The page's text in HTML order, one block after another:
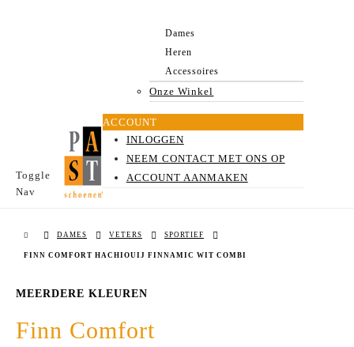
Toggle
Nav
Dames
Heren
Accessoires
Onze Winkel
ACCOUNT
INLOGGEN
NEEM CONTACT MET ONS OP
ACCOUNT AANMAKEN
DAMES VETERS SPORTIEF
FINN COMFORT HACHIOUIJ FINNAMIC WIT COMBI
Finn Comfort
MEERDERE KLEUREN